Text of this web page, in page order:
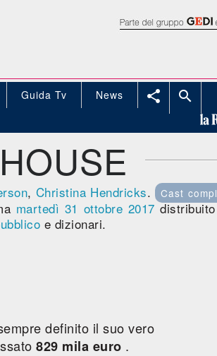
Guida Tv News  
, Christina Hendricks. Cast
martedì 31 ottobre 2017
e dizionari.
definito il suo vero
829 mila euro .